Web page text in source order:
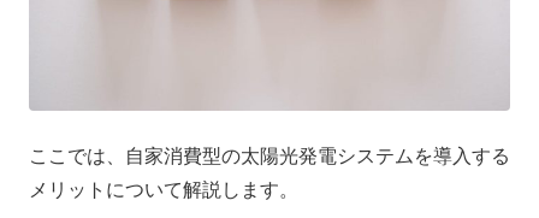
ここでは、自家消費型の太陽光発電システムを導入する
メリットについて解説します。